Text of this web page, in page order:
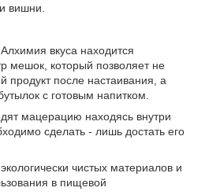
вишни.
вкуса находится
мешок, который позволяет не
продукт после настаивания, а
с готовым напитком.
мацерацию находясь внутри
сделать - лишь достать его
чистых материалов и
в пищевой